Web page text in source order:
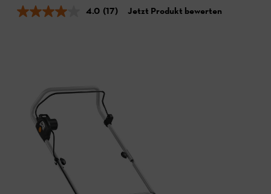
4.0 (17) Jetzt Produkt bewerten